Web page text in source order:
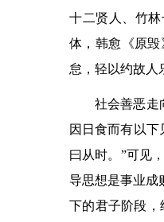
十二贤人、竹
体，韩愈《原毁
怠，轻以约故人
社会善恶走
因日食而有以下
曰从时。 ”可见
导思想是事业成
下的君子阶段